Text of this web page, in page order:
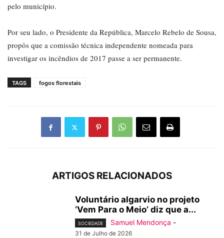
pelo município.
Por seu lado, o Presidente da República, Marcelo Rebelo de Sousa,
propôs que a comissão técnica independente nomeada para
investigar os incêndios de 2017 passe a ser permanente.
TAGS fogos florestais
ARTIGOS RELACIONADOS
Voluntário algarvio no projeto
‘Vem Para o Meio’ diz que a...
SOCIEDADE Samuel Mendonça -
31 de Julho de 2026